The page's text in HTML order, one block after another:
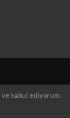
ve kabul ediyorum.